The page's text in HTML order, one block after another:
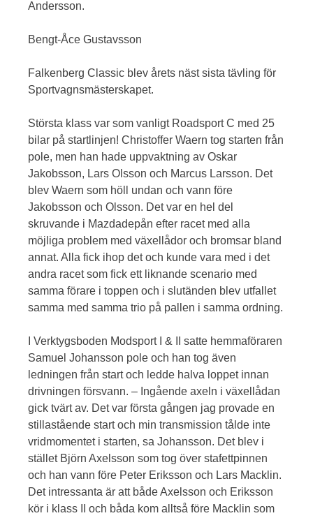
Andersson.
Bengt-Åce Gustavsson
Falkenberg Classic blev årets näst sista tävling för
Sportvagnsmästerskapet.
Största klass var som vanligt Roadsport C med 25
bilar på startlinjen! Christoffer Waern tog starten från
pole, men han hade uppvaktning av Oskar
Jakobsson, Lars Olsson och Marcus Larsson. Det
blev Waern som höll undan och vann före
Jakobsson och Olsson. Det var en hel del
skruvande i Mazdadepån efter racet med alla
möjliga problem med växellådor och bromsar bland
annat. Alla fick ihop det och kunde vara med i det
andra racet som fick ett liknande scenario med
samma förare i toppen och i slutänden blev utfallet
samma med samma trio på pallen i samma ordning.
I Verktygsboden Modsport I & II satte hemmaföraren
Samuel Johansson pole och han tog även
ledningen från start och ledde halva loppet innan
drivningen försvann. – Ingående axeln i växellådan
gick tvärt av. Det var första gången jag provade en
stillastående start och min transmission tålde inte
vridmomentet i starten, sa Johansson. Det blev i
stället Björn Axelsson som tog över stafettpinnen
och han vann före Peter Eriksson och Lars Macklin.
Det intressanta är att både Axelsson och Eriksson
kör i klass II och båda kom alltså före Macklin som